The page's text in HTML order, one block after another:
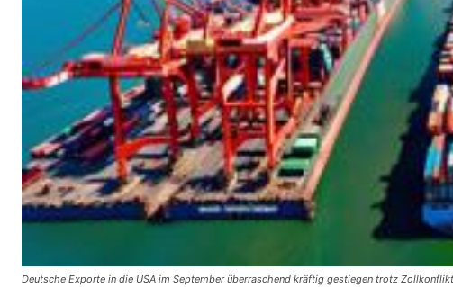
Deutsche Exporte in die USA im September überraschend kräftig gestiegen trotz